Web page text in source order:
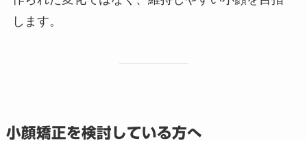
します。
小顔矯正を検討している方へ